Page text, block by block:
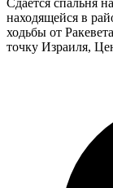
Сдается спальня
находящейся в
ходьбы от
точку Израиля,